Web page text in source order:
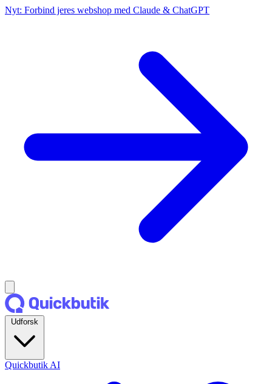
Nyt: Forbind jeres webshop med Claude & ChatGPT
Quickbutik AI